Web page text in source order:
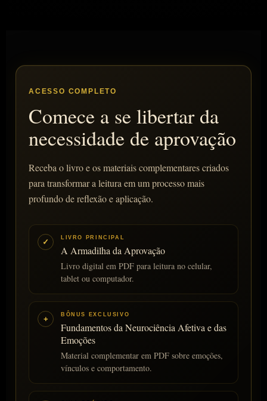
ACESSO COMPLETO
Comece a se libertar da
necessidade de aprovação
Receba o livro e os materiais complementares criados
para transformar a leitura em um processo mais
profundo de reflexão e aplicação.
✓ LIVRO PRINCIPAL
A Armadilha da Aprovação
Livro digital em PDF para leitura no celular,
tablet ou computador.
+ BÔNUS EXCLUSIVO
Fundamentos da Neurociência Afetiva e das
Emoções
Material complementar em PDF sobre emoções,
vínculos e comportamento.